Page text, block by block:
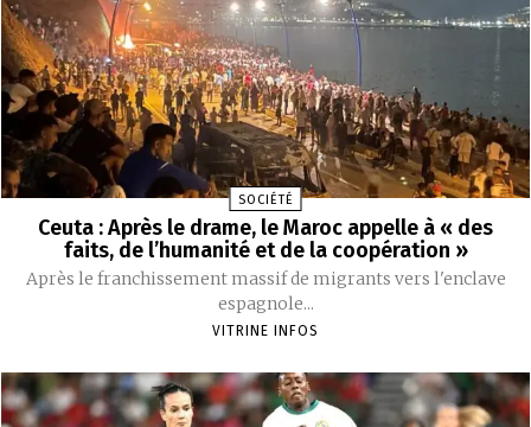
SOCIÉTÉ
Ceuta : Après le drame, le Maroc appelle à « des
faits, de l’humanité et de la coopération »
Après le franchissement massif de migrants vers l'enclave
espagnole...
VITRINE INFOS